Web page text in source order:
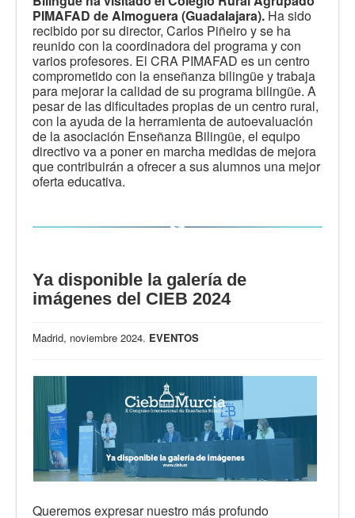
PIMAFAD de Almoguera (Guadalajara). Ha sido
recibido por su director, Carlos Piñeiro y se ha
reunido con la coordinadora del programa y con
varios profesores. El CRA PIMAFAD es un centro
comprometido con la enseñanza bilingüe y trabaja
para mejorar la calidad de su programa bilingüe. A
pesar de las dificultades propias de un centro rural,
con la ayuda de la herramienta de autoevaluación
de la asociación Enseñanza Bilingüe, el equipo
directivo va a poner en marcha medidas de mejora
que contribuirán a ofrecer a sus alumnos una mejor
oferta educativa.
Ya disponible la galería de
imágenes del CIEB 2024
Madrid, noviembre 2024. EVENTOS
Queremos expresar nuestro más profundo